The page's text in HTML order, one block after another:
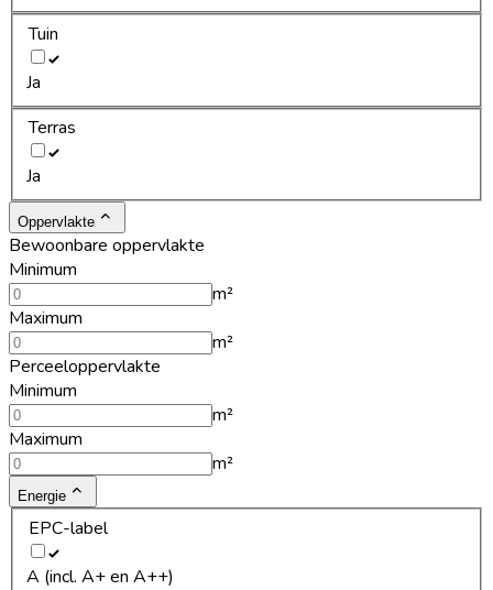
Tuin
Ja
Terras
Ja
Oppervlakte
Bewoonbare oppervlakte
Minimum
m²
Maximum
m²
Perceeloppervlakte
Minimum
m²
Maximum
m²
Energie
EPC-label
A (incl. A+ en A++)